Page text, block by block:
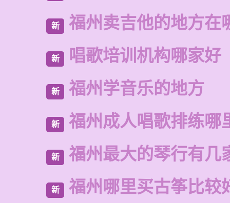
新 福州卖吉他的地方在
新 唱歌培训机构哪家好
新 福州学音乐的地方
新 福州成人唱歌排练哪
新 福州最大的琴行有几
新 福州哪里买古筝比较